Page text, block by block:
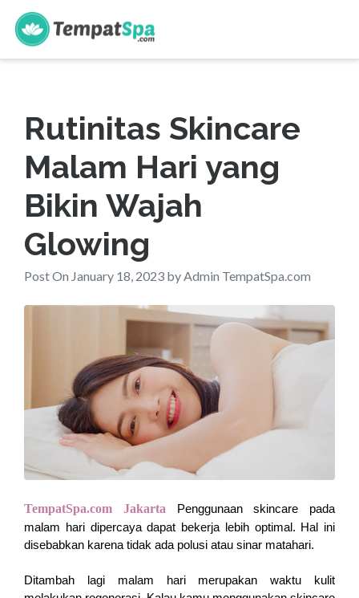
s
Rutinitas Skincare
Malam Hari yang
Bikin Wajah
Glowing
Post On January 18, 2023 by Admin TempatSpa.com
TempatSpa.com Jakarta
Penggunaan skincare pada
malam hari dipercaya dapat bekerja lebih optimal. Hal ini
disebabkan karena tidak ada polusi atau sinar matahari.
Ditambah lagi malam hari merupakan waktu kulit